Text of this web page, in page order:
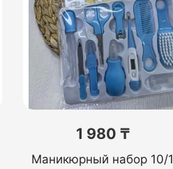
1 980 ₸
Маникюрный набор 10/1